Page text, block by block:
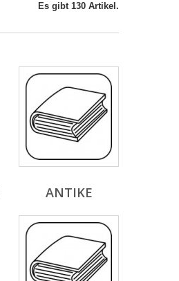
Es gibt 130 Artikel.
ANTIKE